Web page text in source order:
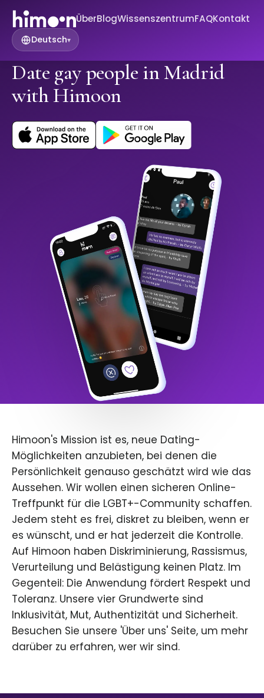
ÜberBlogWissenszentrumFAQKontakt
Deutsch▾
Date gay people in Madrid
with Himoon
Himoon's Mission ist es, neue Dating-
Möglichkeiten anzubieten, bei denen die
Persönlichkeit genauso geschätzt wird wie das
Aussehen. Wir wollen einen sicheren Online-
Treffpunkt für die LGBT+-Community schaffen.
Jedem steht es frei, diskret zu bleiben, wenn er
es wünscht, und er hat jederzeit die Kontrolle.
Auf Himoon haben Diskriminierung, Rassismus,
Verurteilung und Belästigung keinen Platz. Im
Gegenteil: Die Anwendung fördert Respekt und
Toleranz. Unsere vier Grundwerte sind
Inklusivität, Mut, Authentizität und Sicherheit.
Besuchen Sie unsere 'Über uns' Seite, um mehr
darüber zu erfahren, wer wir sind.